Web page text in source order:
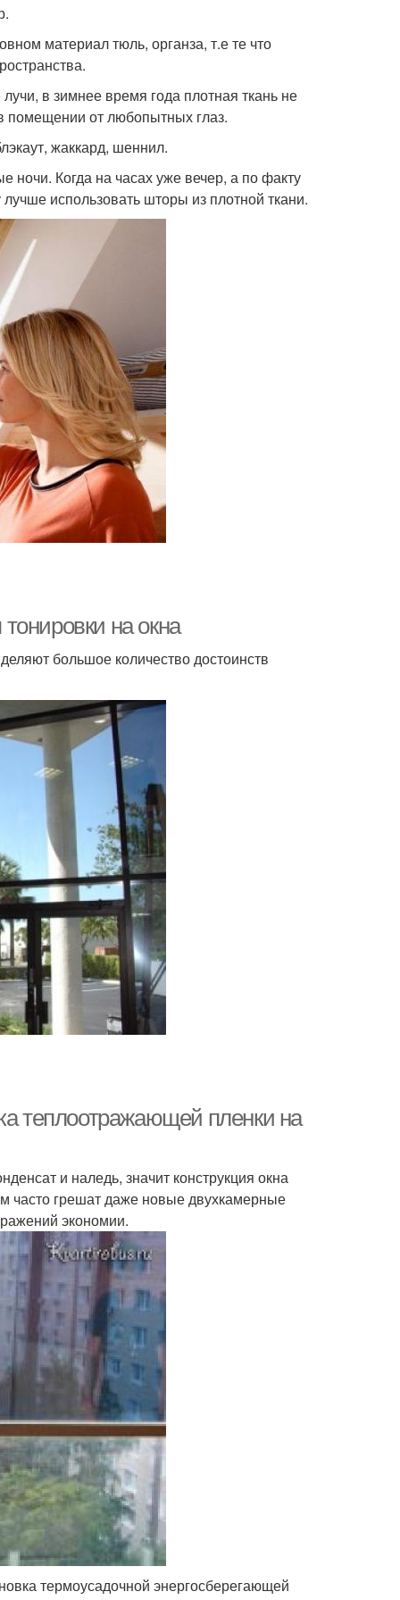
материал тюль, органза, т.е те что
в зимнее время года плотная ткань не
помещении от любопытных глаз.
жаккард, шеннил.
ночи. Когда на часах уже вечер, а по факту
использовать шторы из плотной ткани.
на окна
большое количество достоинств
теплоотражающей пленки на
и наледь, значит конструкция окна
часто грешат даже новые двухкамерные
экономии.
термоусадочной энергосберегающей